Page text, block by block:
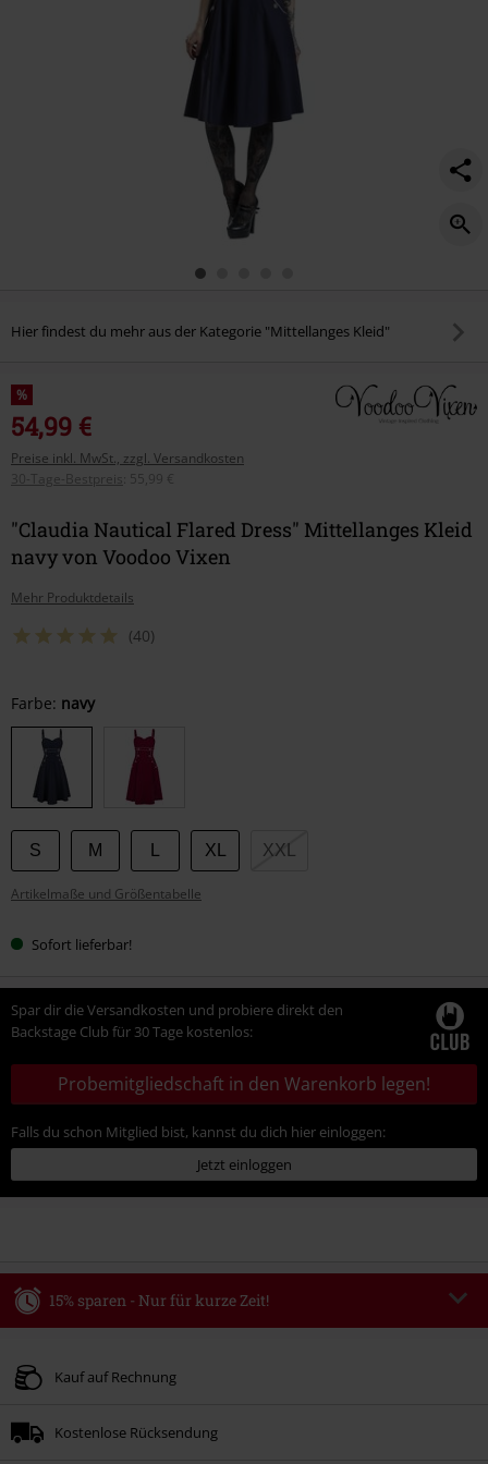
Hier findest du mehr aus der Kategorie "Mittellanges Kleid"
%
54,99 €
Preise inkl. MwSt., zzgl. Versandkosten
30-Tage-Bestpreis
55,99 €
"Claudia Nautical Flared Dress" Mittellanges Kleid
navy von Voodoo Vixen
Mehr Produktdetails
(40)
Wähle
deine
Größe
Farbe: navy
S M XL XXL
Artikelmaße und Größentabelle
Sofort lieferbar!
Spar dir die Versandkosten und probiere direkt den
Backstage Club für 30 Tage kostenlos:
Probemitgliedschaft in den Warenkorb legen!
Falls du schon Mitglied bist, kannst du dich hier einloggen:
Jetzt einloggen
15% sparen - Nur für kurze Zeit!
Gültig bis zum 09.08.2026
Nach Codeeingabe wird dir der Rabatt automatisch am Ende der Bestellung
Kauf auf Rechnung
Kostenlose Rücksendung